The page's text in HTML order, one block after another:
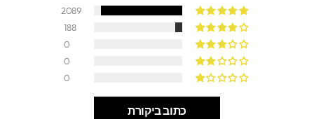
2089
188
0
0
0
כתוב ביקורת